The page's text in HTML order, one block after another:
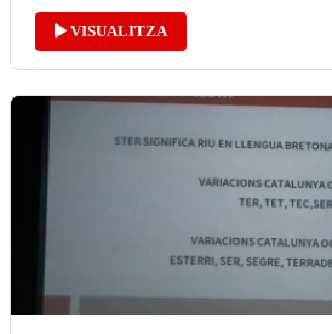
VISUALITZA